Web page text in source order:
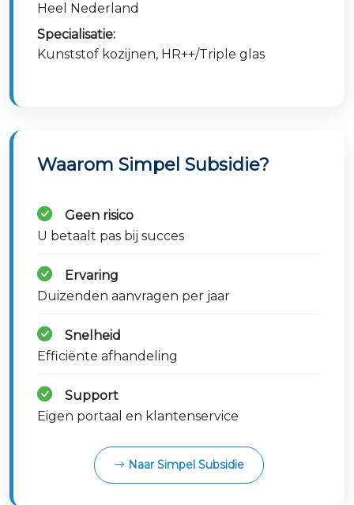
Heel Nederland
Specialisatie:
Kunststof kozijnen, HR++/Triple glas
Waarom Simpel Subsidie?
Geen risico
U betaalt pas bij succes
Ervaring
Duizenden aanvragen per jaar
Snelheid
Efficiënte afhandeling
Support
Eigen portaal en klantenservice
Naar Simpel Subsidie